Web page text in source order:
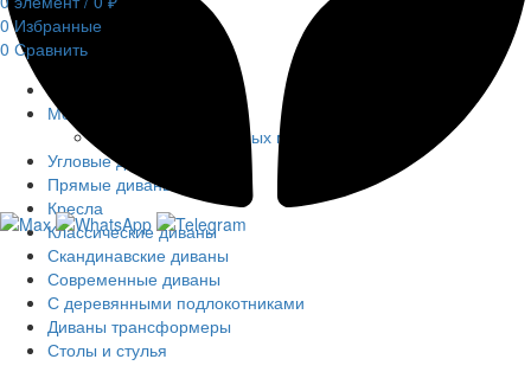
0Избранные
0 Сравнить
Распродажа
Модульные диваны
Диваны из кресельных модулей
Угловые диваны
Прямые диваны
Кресла
Классические диваны
Скандинавские диваны
Современные диваны
С деревянными подлокотниками
Диваны трансформеры
Столы и стулья